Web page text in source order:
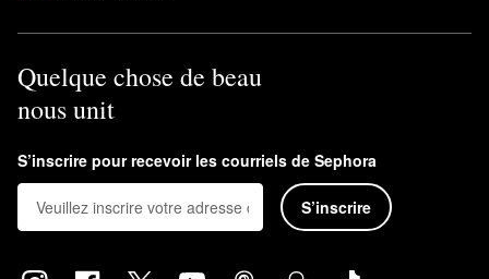
Quelque chose de beau
nous unit
S’inscrire pour recevoir les courriels de Sephora
S’inscrire